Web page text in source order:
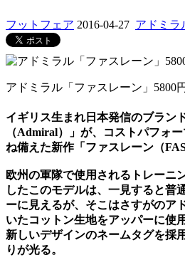
フットフェア 2016-04-27 アドミラ
アドミラル「ファスレーン」5800
イギリス生まれ日本発信のブラン
（Admiral）」が、コストパフォ
ね備えた新作「ファスレーン（
欧州の軍隊で使用されるトレーニ
したこのモデルは、一見すると普
ーに見えるが、そこはさすがのア
いたコットン生地をアッパーに使
新しいデザインのネームタグを採
りが光る。